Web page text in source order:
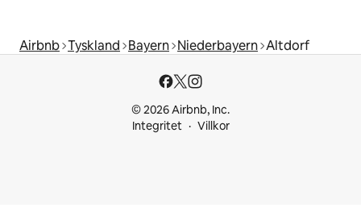
Airbnb Tyskland Bayern Niederbayern Altdorf
© 2026 Airbnb, Inc.
Integritet
Villkor